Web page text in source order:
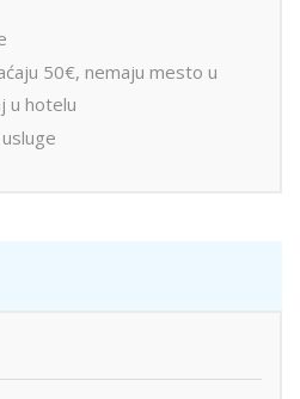
50€, nemaju mesto u
u hotelu